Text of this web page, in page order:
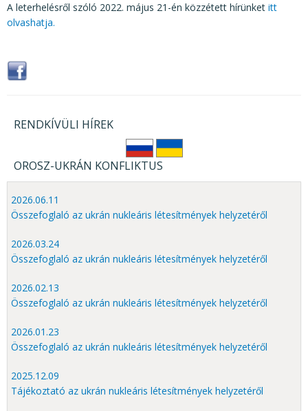
A leterhelésről szóló 2022. május 21-én közzétett hírünket itt
olvashatja.
RENDKÍVÜLI HÍREK
OROSZ-UKRÁN KONFLIKTUS
2026.06.11
Összefoglaló az ukrán nukleáris létesítmények helyzetéről
2026.03.24
Összefoglaló az ukrán nukleáris létesítmények helyzetéről
2026.02.13
Összefoglaló az ukrán nukleáris létesítmények helyzetéről
2026.01.23
Összefoglaló az ukrán nukleáris létesítmények helyzetéről
2025.12.09
Tájékoztató az ukrán nukleáris létesítmények helyzetéről